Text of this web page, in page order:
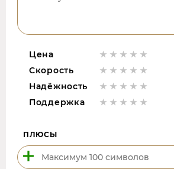
Цена
Скорость
Надёжность
Поддержка
ПЛЮСЫ